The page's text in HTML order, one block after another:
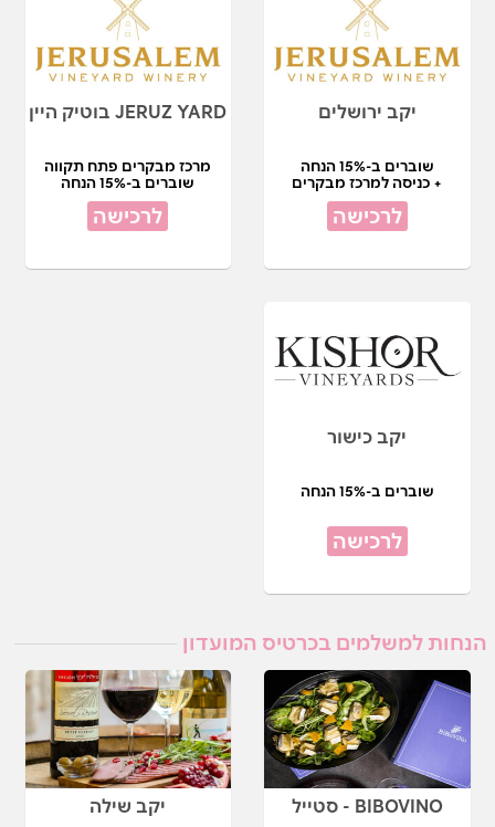
יקב ירושלים
שוברים ב-15% הנחה
+ כניסה למרכז מבקרים
לרכישה
JERUZ YARD בוטיק היין
מרכז מבקרים פתח תקווה
שוברים ב-15% הנחה
לרכישה
יקב כישור
שוברים ב-15% הנחה
לרכישה
הנחות למשלמים בכרטיס המועדון
BIBOVINO - סטייל יקב שילה